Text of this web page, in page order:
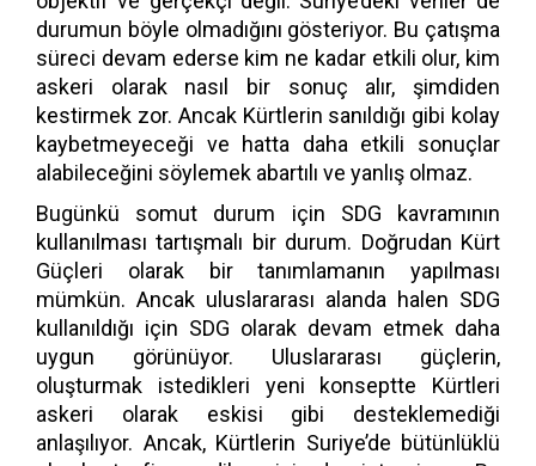
durumun böyle olmadığını gösteriyor. Bu çatışma
süreci devam ederse kim ne kadar etkili olur, kim
askeri olarak nasıl bir sonuç alır, şimdiden
kestirmek zor. Ancak Kürtlerin sanıldığı gibi kolay
kaybetmeyeceği ve hatta daha etkili sonuçlar
alabileceğini söylemek abartılı ve yanlış olmaz.
Bugünkü somut durum için SDG kavramının
kullanılması tartışmalı bir durum. Doğrudan Kürt
Güçleri olarak bir tanımlamanın yapılması
mümkün. Ancak uluslararası alanda halen SDG
kullanıldığı için SDG olarak devam etmek daha
uygun görünüyor. Uluslararası güçlerin,
oluşturmak istedikleri yeni konseptte Kürtleri
askeri olarak eskisi gibi desteklemediği
anlaşılıyor. Ancak, Kürtlerin Suriye’de bütünlüklü